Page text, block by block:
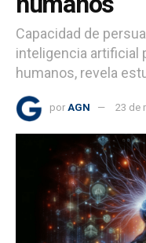
Capacidad de
inteligencia artificial
humanos, revela
por AGN 23 de